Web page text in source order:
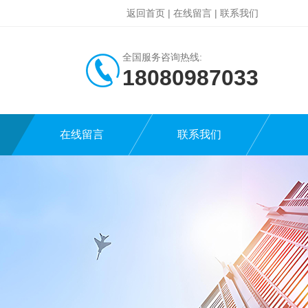
返回首页 | 在线留言 | 联系我们
全国服务咨询热线:
18080987033
在线留言 联系我们